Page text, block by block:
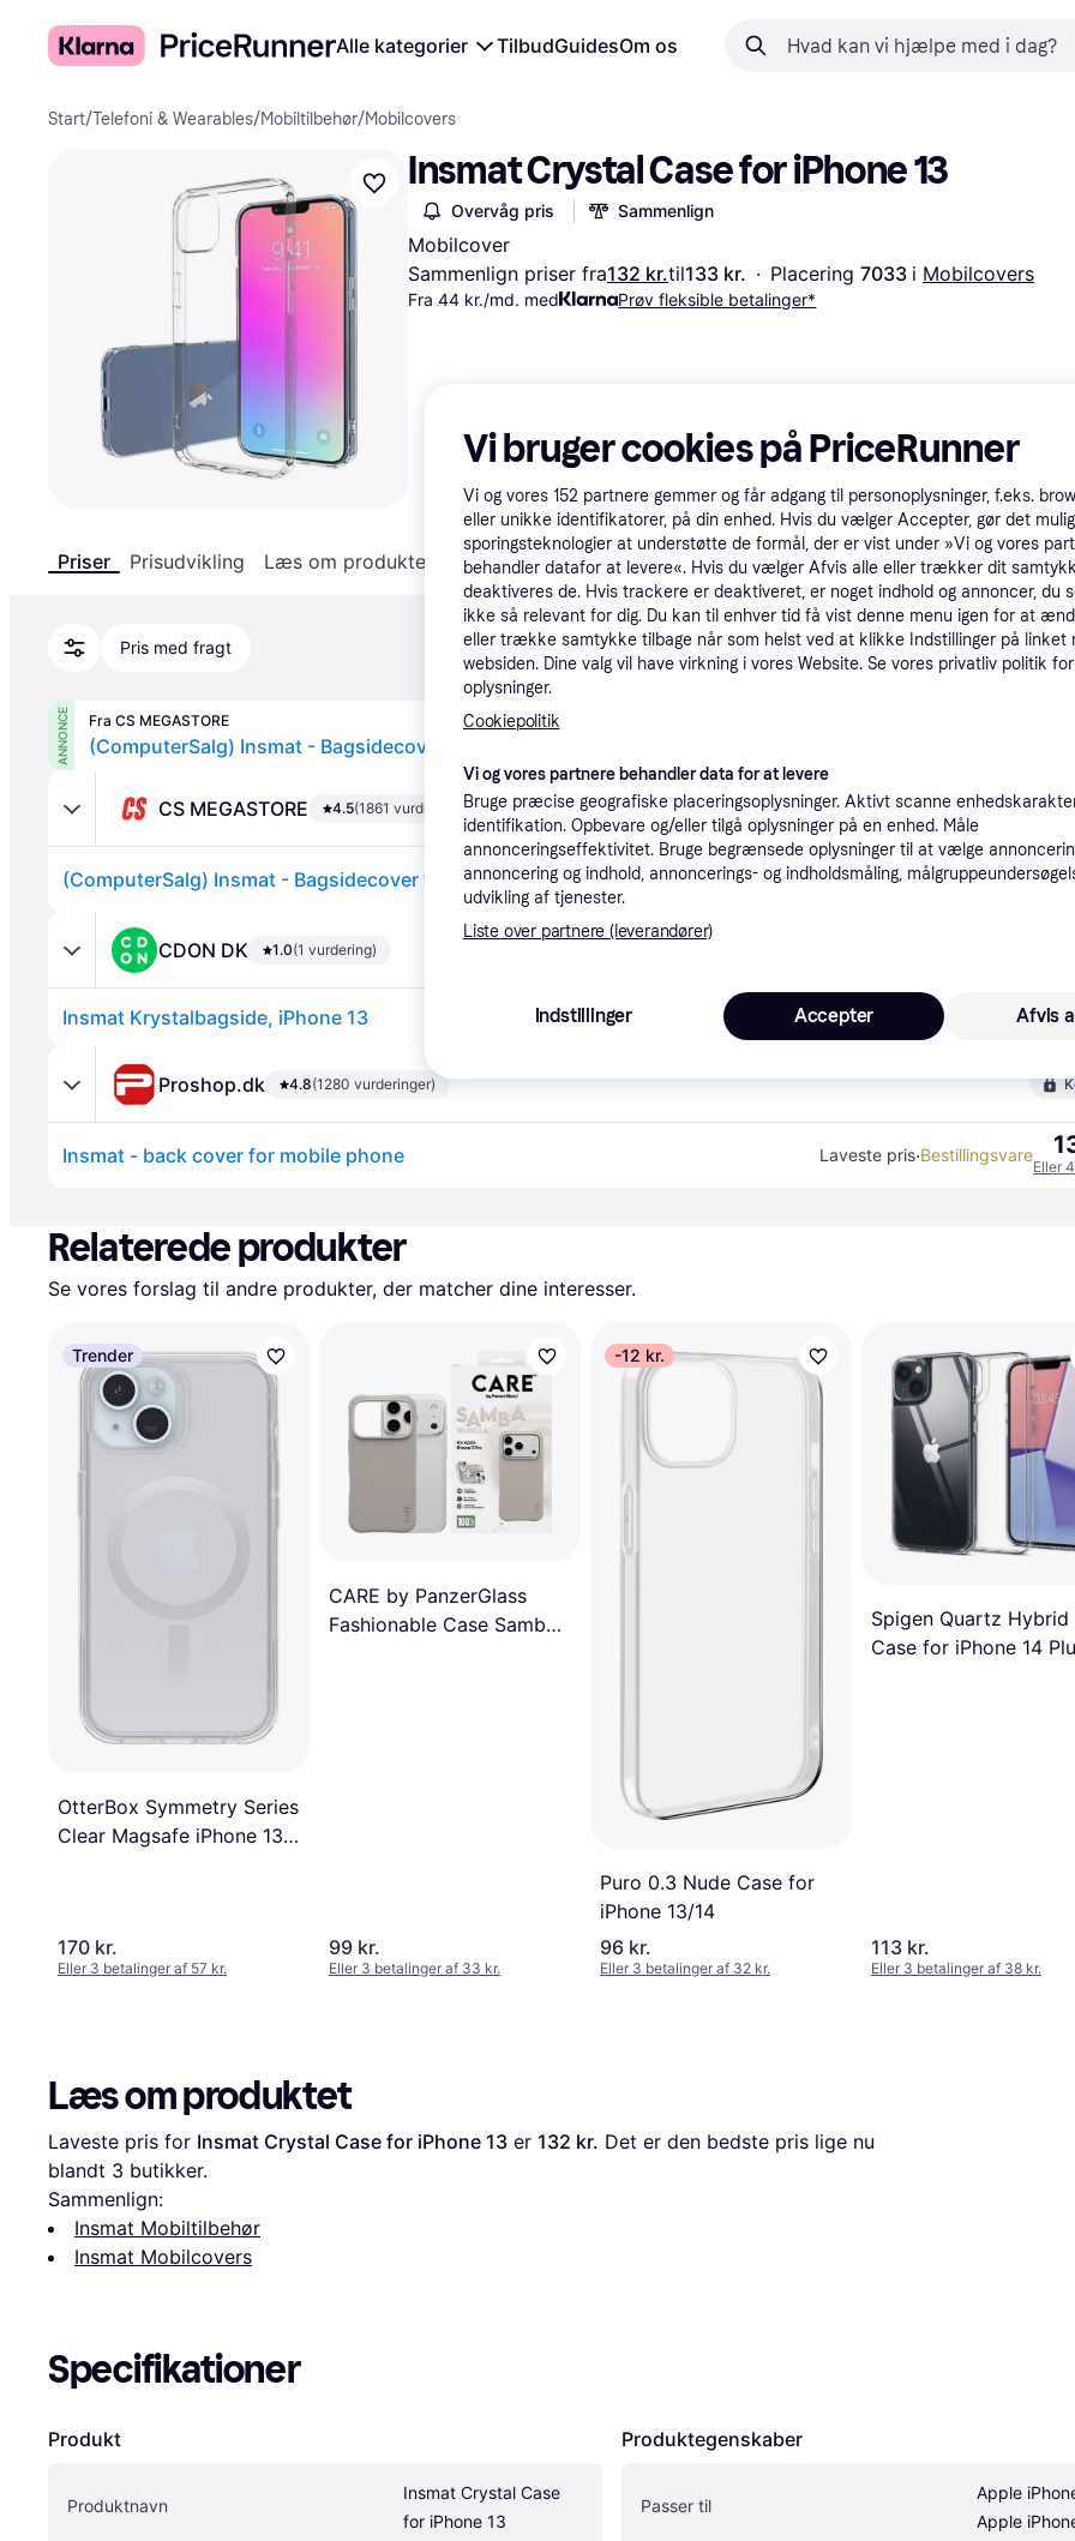
Alle kategorier TilbudGuidesOm os
Start/Telefoni & Wearables/Mobiltilbehør/Mobilcovers
Insmat Crystal Case for iPhone 13
Overvåg pris Sammenlign
Mobilcover
Sammenlign priser fra132 kr.til133 kr. · Placering 7033 i Mobilcovers
Fra 44 kr./md. med Prøv fleksible betalinger*
Priser Prisudvikling Læs om produktet Specifikationer
Pris med fragt
ANNONCE Fra CS MEGASTORE
CS MEGASTORE 4.5(1861 vurderinger)
(ComputerSalg) Insmat - Bagsidecover til mobiltelefon - termoplastisk polyuretan (TPU) - gennemsigtig - for Apple iPhone 13 Laveste pris·39 kr. fragt,4-5 dage
CDON DK 1.0(1 vurdering)
Insmat Krystalbagside, iPhone 13 39 kr. fragt
Proshop.dk 4.8(1280 vurderinger)
Insmat - back cover for mobile phone Laveste pris·Bestillingsvare
Eller
Relaterede produkter
Se vores forslag til andre produkter, der matcher dine interesser.
Trender
OtterBox Symmetry Series
Clear Magsafe iPhone 13
170 kr.
Eller 3 betalinger af 57 kr.
CARE by PanzerGlass
Fashionable Case Samba
99 kr.
Eller 3 betalinger af 33 kr.
-12 kr.
Puro 0.3 Nude Case for
iPhone 13/14
96 kr.
Eller 3 betalinger af 32 kr.
Spigen Quartz Hybrid
Case for iPhone 14
113 kr.
Eller 3 betalinger af 38 kr.
Læs om produktet
Laveste pris for Insmat Crystal Case for iPhone 13 er 132 kr. Det er den bedste pris lige nu
blandt 3 butikker.
Sammenlign:
Insmat Mobiltilbehør
Insmat Mobilcovers
Specifikationer
Produkt
Produktnavn
Insmat Crystal Case
for iPhone 13
Produktegenskaber
Passer til
Apple
Apple
Vi bruger cookies på PriceRunner
Vi og vores 152 partnere gemmer og får adgang til personoplysninger, f.eks.
eller unikke identifikatorer, på din enhed. Hvis du vælger Accepter, gør det
sporingsteknologier at understøtte de formål, der er vist under »Vi og vores
behandler datafor at levere«. Hvis du vælger Afvis alle eller trækker dit
deaktiveres de. Hvis trackere er deaktiveret, er noget indhold og annoncer, du
ikke så relevant for dig. Du kan til enhver tid få vist denne menu igen for at
eller trække samtykke tilbage når som helst ved at klikke Indstillinger på linket
websiden. Dine valg vil have virkning i vores Website. Se vores privatliv politik
oplysninger.
Cookiepolitik
Vi og vores partnere behandler data for at levere
Bruge præcise geografiske placeringsoplysninger. Aktivt scanne
identifikation. Opbevare og/eller tilgå oplysninger på en enhed. Måle
annonceringseffektivitet. Bruge begrænsede oplysninger til at vælge
annoncering og indhold, annoncerings- og indholdsmåling,
udvikling af tjenester.
Liste over partnere (leverandører)
Indstillinger Afvis
Accepter